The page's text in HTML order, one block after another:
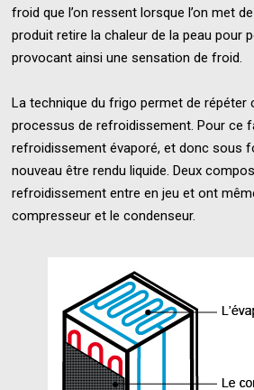
froid que l’on ressent lorsque l’on met
produit retire la chaleur de la peau pour
provocant ainsi une sensation de froid.
La technique du frigo permet de répéter
processus de refroidissement. Pour ce
refroidissement évaporé, et donc sous
nouveau être rendu liquide. Deux
refroidissement entre en jeu et ont
compresseur et le condenseur.